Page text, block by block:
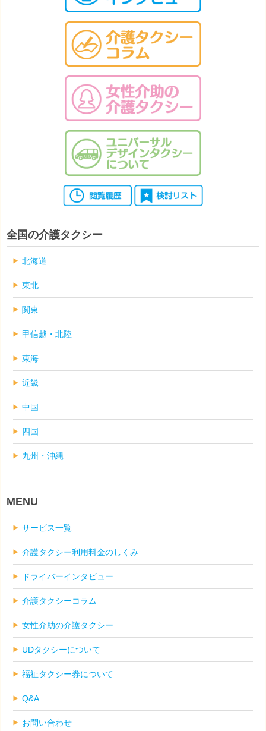
全国の介護タクシー
北海道
東北
関東
甲信越・北陸
東海
近畿
中国
四国
九州・沖縄
MENU
サービス一覧
介護タクシー利用料金のしくみ
ドライバーインタビュー
介護タクシーコラム
女性介助の介護タクシー
UDタクシーについて
福祉タクシー券について
Q&A
お問い合わせ